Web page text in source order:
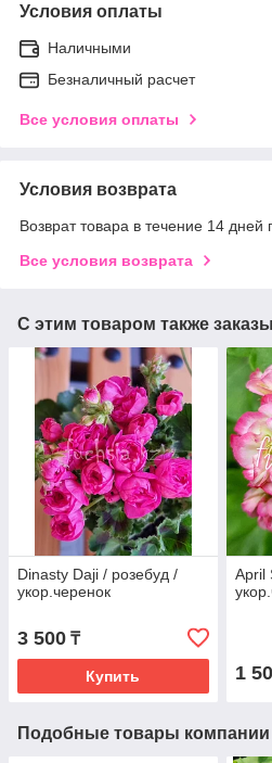
Условия оплаты
Наличными
Безналичный расчет
Все условия оплаты
Условия возврата
Возврат товара в течение 14 дней
Все условия возврата
С этим товаром также
Dinasty Daji / розебуд /
укор.черенок
3 500 ₸
Купить
April
1
Подобные товары компании